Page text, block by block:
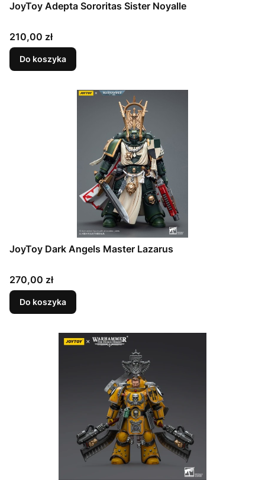
JoyToy Adepta Sororitas Sister Noyalle
Cena
210,00 zł
Do koszyka
JoyToy Dark Angels Master Lazarus
Cena
270,00 zł
Do koszyka